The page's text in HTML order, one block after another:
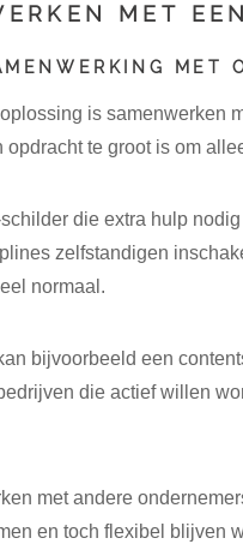
MET
MET
is samenwerken
opdracht te groot is om
die extra hulp
zelfstandigen
normaal.
bijvoorbeeld een
die actief willen
met andere
en toch flexibel blijven